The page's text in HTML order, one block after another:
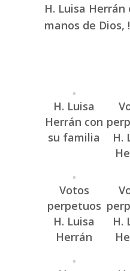
H. Luisa Herrán
manos de Dios,
H. Luisa
Herrán con
su familia
H.
Votos
perpetuos
H. Luisa
Herrán
H.